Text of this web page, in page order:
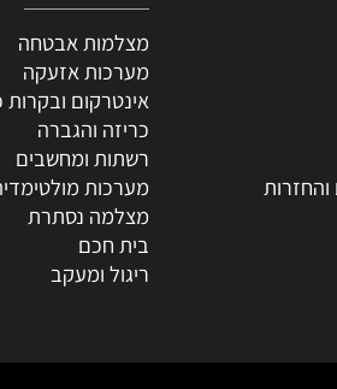
קטגוריות
מצלמות אבטחה
מערכות אזעקה
אינטרקום ובקרות כניסה
כריזה והגברה
רשתות ומחשבים
מערכות מולטימדיה
מצלמה נסתרת